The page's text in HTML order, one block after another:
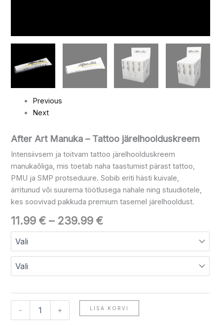
Previous
Next
After Art Manuka – Tattoo järelhoolduskreem
Intensiivsem ja toitvam tattoo järelhoolduskreem
manukaõliga, mis toetab naha taastumist pärast tattoo,
PMU ja SMP protseduure. Sobib eriti hästi kuivale,
ärritunud või suurema töötlusega nahale ning stuudiotele,
kes soovivad pakkuda premium tasemel järelhooldust.
11.99€ – 239.99€
- + LISA KORVI